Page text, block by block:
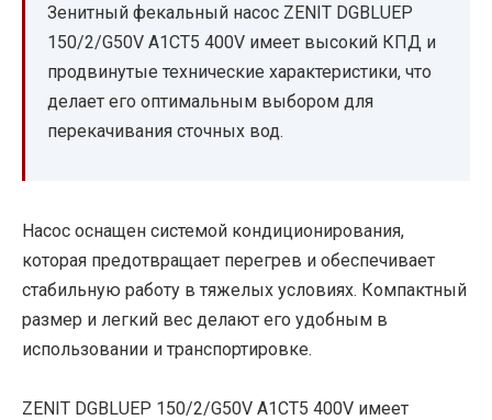
Зенитный фекальный насос ZENIT DGBLUEP
150/2/G50V A1CT5 400V имеет высокий КПД и
продвинутые технические характеристики, что
делает его оптимальным выбором для
перекачивания сточных вод.
Насос оснащен системой кондиционирования,
которая предотвращает перегрев и обеспечивает
стабильную работу в тяжелых условиях. Компактный
размер и легкий вес делают его удобным в
использовании и транспортировке.
ZENIT DGBLUEP 150/2/G50V A1CT5 400V имеет